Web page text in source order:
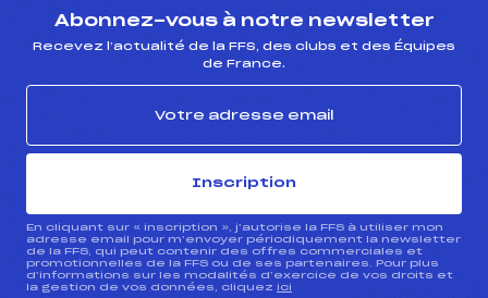
Abonnez-vous à notre newsletter
Recevez l’actualité de la FFS, des clubs et des Équipes
de France.
Inscription
En cliquant sur « inscription », j’autorise la FFS à utiliser mon
adresse email pour m’envoyer périodiquement la newsletter
de la FFS, qui peut contenir des offres commerciales et
promotionnelles de la FFS ou de ses partenaires. Pour plus
d’informations sur les modalités d’exercice de vos droits et
la gestion de vos données, cliquez ici